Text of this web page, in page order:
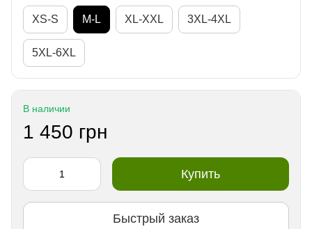
XS-S M-L XL-XXL 3XL-4XL
5XL-6XL
В наличии
1 450 грн
Купить
Быстрый заказ